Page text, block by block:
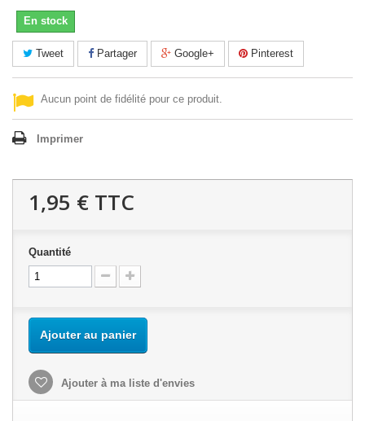
En stock
Tweet Partager Google+ Pinterest
Aucun point de fidélité pour ce produit.
Imprimer
1,95 € TTC
Quantité
Ajouter au panier
Ajouter à ma liste d'envies